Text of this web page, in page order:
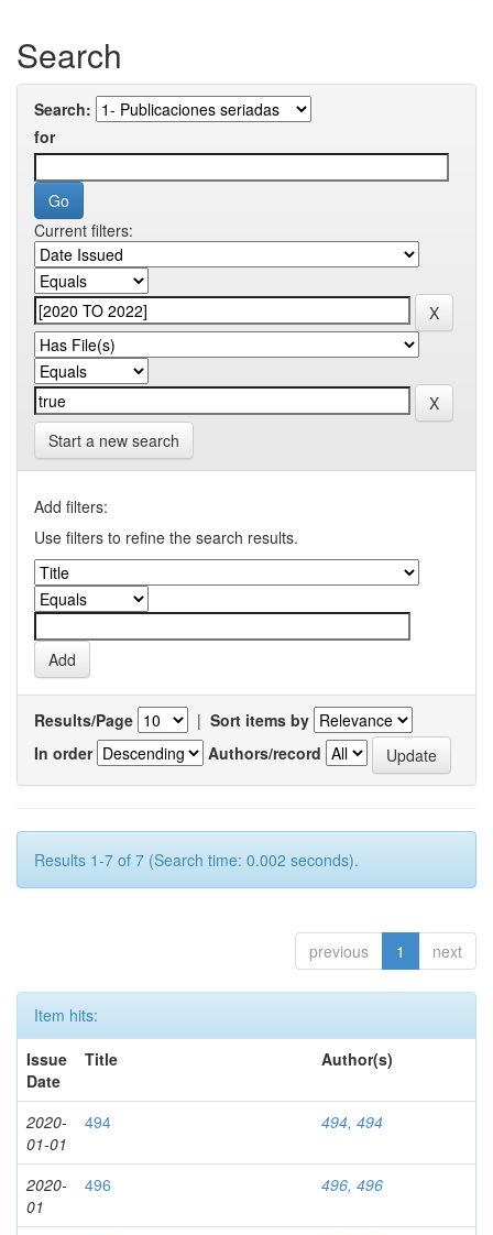
Search
Search:
for
Current filters:
Start a new search
Add filters:
Use filters to refine the search results.
Results/Page | Sort items by
In order
Authors/record
Results 1-7 of 7 (Search time: 0.002 seconds).
previous 1 next
Item hits:
Issue
Date
Title Author(s)
2020-
01-01
494 494, 494
2020-
01
496 496, 496